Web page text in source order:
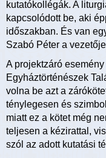
kutatókollégák. A
kapcsolódott be, aki
időszakban. És van
Szabó Péter a
A projektzáró
Egyháztörténészek
volna be azt a
ténylegesen és
miatt ez a kötet még
teljesen a kézirattal,
szól az adott kutatási